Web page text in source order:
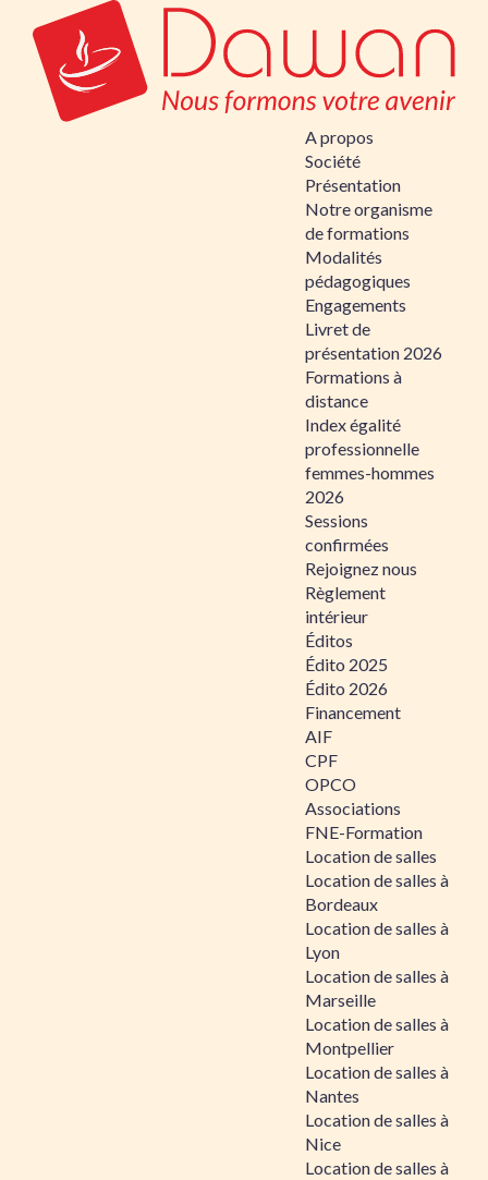
A propos
Société
Présentation
Notre organisme
de formations
Modalités
pédagogiques
Engagements
Livret de
présentation 2026
Formations à
distance
Index égalité
professionnelle
femmes-hommes
2026
Sessions
confirmées
Rejoignez nous
Règlement
intérieur
Éditos
Édito 2025
Édito 2026
Financement
AIF
CPF
OPCO
Associations
FNE-Formation
Location de salles
Location de salles à
Bordeaux
Location de salles à
Lyon
Location de salles à
Marseille
Location de salles à
Montpellier
Location de salles à
Nantes
Location de salles à
Nice
Location de salles à